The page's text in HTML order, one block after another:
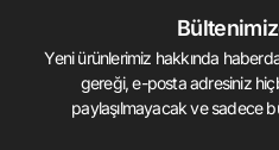
Yeni ürünlerimiz hakkında
gereği, e-posta adresiniz
paylaşılmayacak ve sadece